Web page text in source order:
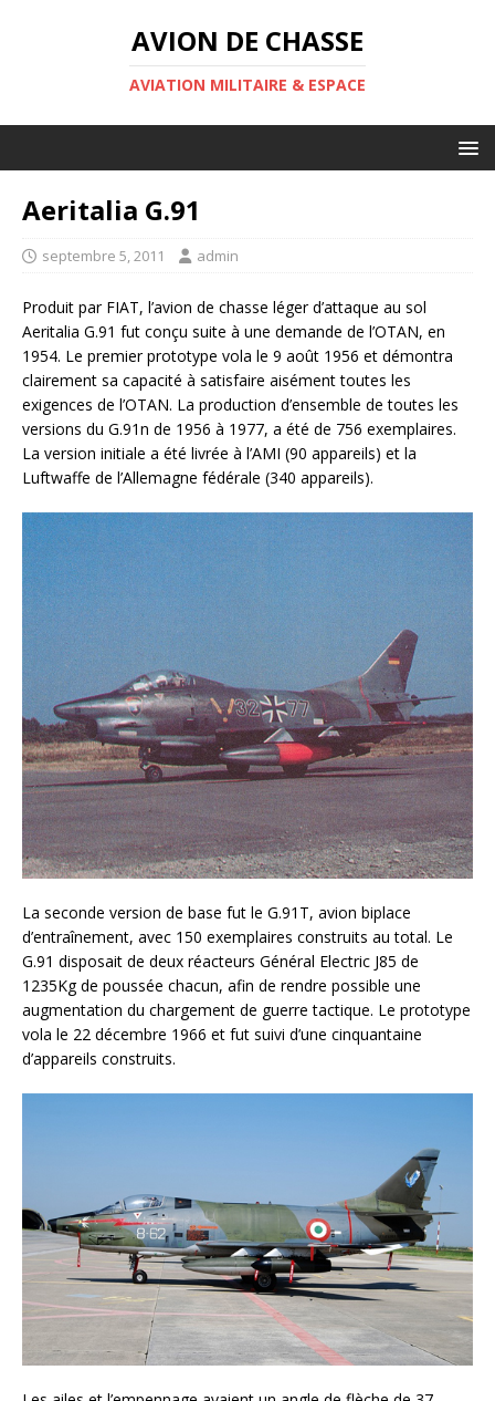
AVION DE CHASSE
AVIATION MILITAIRE & ESPACE
Aeritalia G.91
septembre 5, 2011 admin
Produit par FIAT, l’avion de chasse léger d’attaque au sol
Aeritalia G.91 fut conçu suite à une demande de l’OTAN, en
1954. Le premier prototype vola le 9 août 1956 et démontra
clairement sa capacité à satisfaire aisément toutes les
exigences de l’OTAN. La production d’ensemble de toutes les
versions du G.91n de 1956 à 1977, a été de 756 exemplaires.
La version initiale a été livrée à l’AMI (90 appareils) et la
Luftwaffe de l’Allemagne fédérale (340 appareils).
La seconde version de base fut le G.91T, avion biplace
d’entraînement, avec 150 exemplaires construits au total. Le
G.91 disposait de deux réacteurs Général Electric J85 de
1235Kg de poussée chacun, afin de rendre possible une
augmentation du chargement de guerre tactique. Le prototype
vola le 22 décembre 1966 et fut suivi d’une cinquantaine
d’appareils construits.